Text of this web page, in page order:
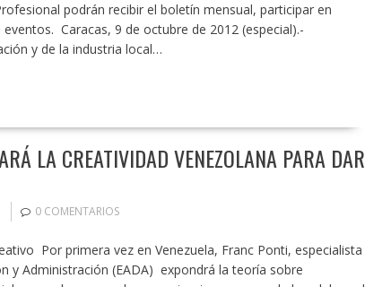
podrán recibir el boletín mensual, participar en
Caracas, 9 de octubre de 2012 (especial).-
y de la industria local…
LA CREATIVIDAD VENEZOLANA PARA DAR
0 COMENTARIOS
Por primera vez en Venezuela, Franc Ponti, especialista
y Administración (EADA) expondrá la teoría sobre